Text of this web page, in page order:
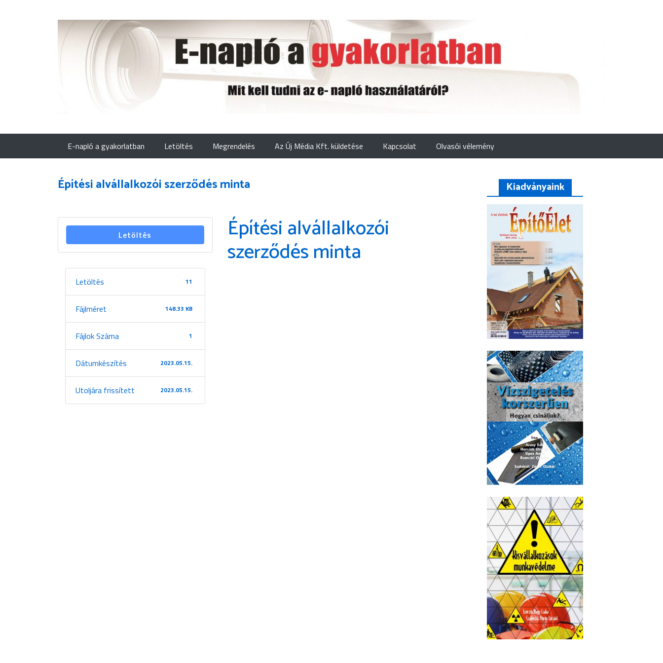
E-napló a gyakorlatban Letöltés Megrendelés Az Új Média Kft. küldetése Kapcsolat Olvasói vélemény
Építési alvállalkozói szerződés minta
Letöltés
Letöltés 11
Fájlméret 148.33 KB
Fájlok Száma 1
Dátumkészítés 2023.05.15.
Utoljára frissített 2023.05.15.
Építési alvállalkozói
szerződés minta
Kiadványaink